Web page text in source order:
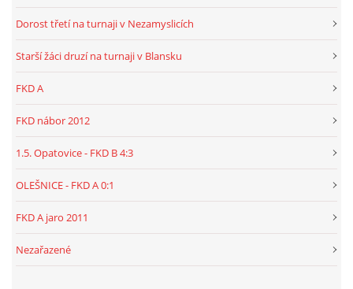
Dorost třetí na turnaji v Nezamyslicích
Starší žáci druzí na turnaji v Blansku
FKD A
FKD nábor 2012
1.5. Opatovice - FKD B 4:3
OLEŠNICE - FKD A 0:1
FKD A jaro 2011
Nezařazené